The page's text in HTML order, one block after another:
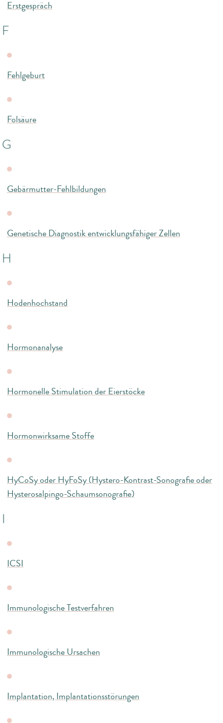
Erstgespräch
F
Fehlgeburt
Folsäure
G
Gebärmutter-Fehlbildungen
Genetische Diagnostik entwicklungsfähiger Zellen
H
Hodenhochstand
Hormonanalyse
Hormonelle Stimulation der Eierstöcke
Hormonwirksame Stoffe
HyCoSy oder HyFoSy (Hystero-Kontrast-Sonografie oder
Hysterosalpingo-Schaumsonografie)
I
ICSI
Immunologische Testverfahren
Immunologische Ursachen
Implantation, Implantationsstörungen